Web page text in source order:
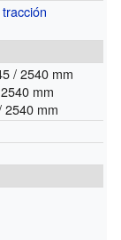
tracción
/ 2540 mm
mm
2540 mm